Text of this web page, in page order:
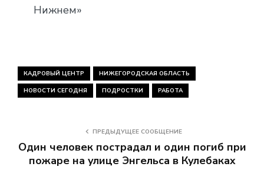
Нижнем»
КАДРОВЫЙ ЦЕНТР НИЖЕГОРОДСКАЯ ОБЛАСТЬ
НОВОСТИ СЕГОДНЯ ПОДРОСТКИ РАБОТА
ПРЕДЫДУЩЕЕ СООБЩЕНИЕ
Один человек пострадал и один погиб при
пожаре на улице Энгельса в Кулебаках